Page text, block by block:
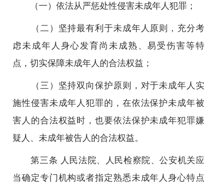
（一）依法从严惩处性侵害未成年人犯罪；
（二）坚持最有利于未成年人原则，充分考
虑未成年人身心发育尚未成熟、易受伤害等特
点，切实保障未成年人的合法权益；
（三）坚持双向保护原则，对于未成年人实
施性侵害未成年人犯罪的，在依法保护未成年被
害人的合法权益时，也要依法保护未成年犯罪嫌
疑人、未成年被告人的合法权益。
第三条 人民法院、人民检察院、公安机关应
当确定专门机构或者指定熟悉未成年人身心特点